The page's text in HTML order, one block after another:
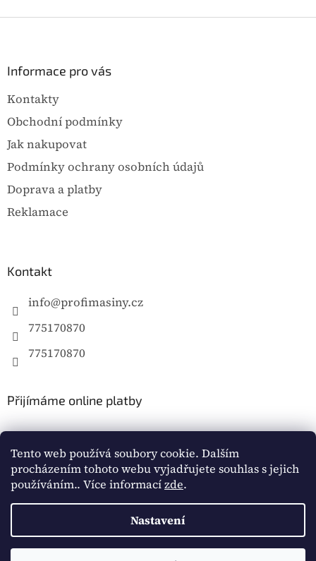
Tento web používá soubory cookie. Dalším
procházením tohoto webu vyjadřujete souhlas s jejich
používáním.. Více informacízde.
Nastavení
Informace pro vás
Kontakty
Obchodní podmínky
Jak nakupovat
Podmínky ochrany osobních údajů
Doprava a platby
Reklamace
Kontakt
info@profimasiny.cz
775170870
775170870
Přijímáme online platby
Vytvořil Shoptet
Copyright 2026Profimašiny.cz. Všechna práva